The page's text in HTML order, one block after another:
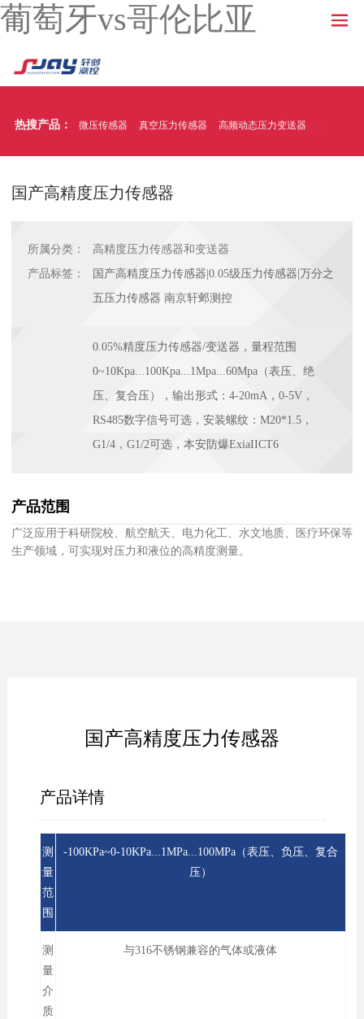
葡萄牙vs哥伦比亚
热搜产品： 微压传感器 真空压力传感器 高频动态压力变送器 温压一体
国产高精度压力传感器
所属分类：
高精度压力传感器和变送器
产品标签：
国产高精度压力传感器|0.05级压力传感器|万分之
五压力传感器 南京轩邺测控
0.05%精度压力传感器/变送器，量程范围
0~10Kpa...100Kpa...1Mpa...60Mpa（表压、绝
压、复合压），输出形式：4-20mA，0-5V，
RS485数字信号可选，安装螺纹：M20*1.5，
G1/4，G1/2可选，本安防爆ExiaIICT6
产品范围
广泛应用于科研院校、航空航天、电力化工、水文地质、医疗环保等
生产领域，可实现对压力和液位的高精度测量。
国产高精度压力传感器
产品详情
测
量
范
围
-100KPa~0-10KPa...1MPa...100MPa（表压、负压、复合
压）
测
量
介
质
与316不锈钢兼容的气体或液体